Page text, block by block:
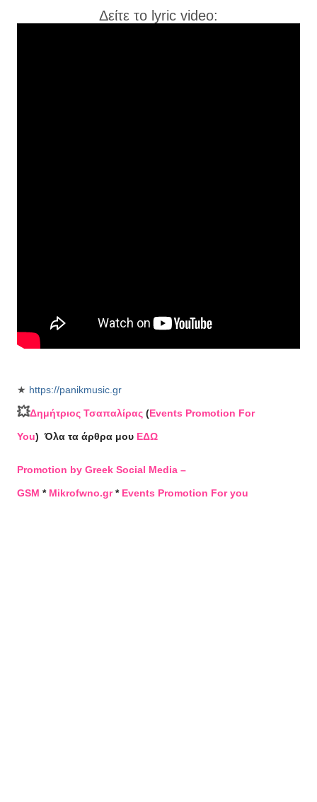
Δείτε το lyric video:
★ https://panikmusic.gr
💥Δημήτριος Τσαπαλίρας (Events Promotion For
You) Όλα τα άρθρα μου ΕΔΩ
Promotion by Greek Social Media –
GSM * Mikrofwno.gr* Events Promotion For you